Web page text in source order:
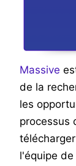
Massive
de la
les
processus
l'équipe